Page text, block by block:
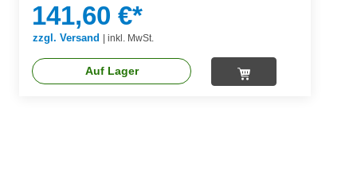
141,60 €*
zzgl. Versand inkl. MwSt.
Auf Lager